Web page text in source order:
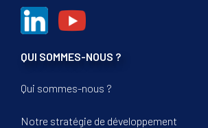
QUI SOMMES-NOUS ?
Qui sommes-nous ?
Notre stratégie de développement